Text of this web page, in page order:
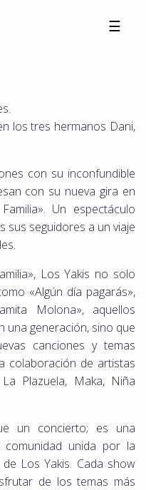
☰
los tres hermanos Dani,
con su inconfundible
con su nueva gira en
Un espectáculo
sus seguidores a un viaje
Los Yakis no solo
«Algún día pagarás»,
Molona», aquellos
una generación, sino que
canciones y temas
colaboración de artistas
Plazuela, Maka, Niña
un concierto; es una
unida por la
Los Yakis. Cada show
de los temas más